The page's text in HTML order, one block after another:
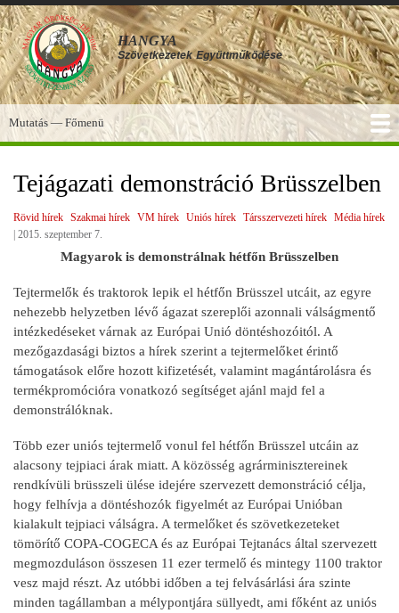
Ugrás
a
tartalomra
HANGYA
Szövetkezetek Együttműködése
Főmenü
Mutatás — Főmenü
Tejágazati demonstráció Brüsszelben
Rövid hírek Szakmai hírek VM hírek Uniós hírek Társszervezeti hírek Média hírek
2015. szeptember 7.
Magyarok is demonstrálnak hétfőn Brüsszelben
Tejtermelők és traktorok lepik el hétfőn Brüsszel utcáit, az egyre
nehezebb helyzetben lévő ágazat szereplői azonnali válságmentő
intézkedéseket várnak az Európai Unió döntéshozóitól. A
mezőgazdasági biztos a hírek szerint a tejtermelőket érintő
támogatások előre hozott kifizetését, valamint magántárolásra és
termékpromócióra vonatkozó segítséget ajánl majd fel a
demonstrálóknak.
Több ezer uniós tejtermelő vonul fel hétfőn Brüsszel utcáin az
alacsony tejpiaci árak miatt. A közösség agrárminisztereinek
rendkívüli brüsszeli ülése idejére szervezett demonstráció célja,
hogy felhívja a döntéshozók figyelmét az Európai Unióban
kialakult tejpiaci válságra. A termelőket és szövetkezeteket
tömörítő COPA-COGECA és az Európai Tejtanács által szervezett
megmozduláson összesen 11 ezer termelő és mintegy 1100 traktor
vesz majd részt. Az utóbbi időben a tej felvásárlási ára szinte
minden tagállamban a mélypontjára süllyedt, ami főként az uniós